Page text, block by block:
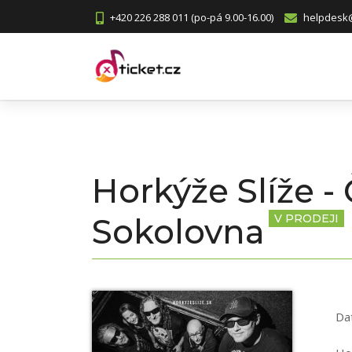
+420 226 288 011 (po-pá 9.00-16.00)
Horkýže Slíže
Sokolovna
V PRODEJI